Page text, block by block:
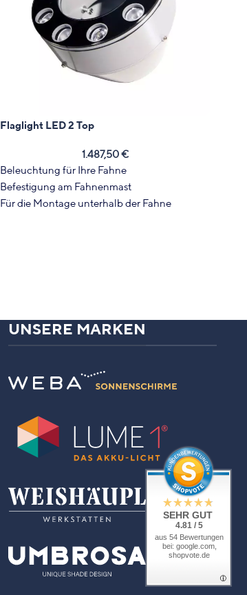
Flaglight LED 2 Top
1.487,50€
Beleuchtung für Ihre Fahne
Befestigung am Fahnenmast
Für die Montage unterhalb der Fahne
UNSERE MARKEN
SEHR GUT
4.81 / 5
aus 54 Bewertungen
bei: google.com,
shopvote.de